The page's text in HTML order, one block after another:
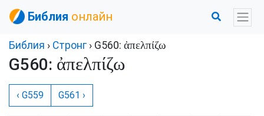
Библия онлайн
Библия › Стронг › G560: ἀπελπίζω
G560: ἀπελπίζω
‹ G559 G561 ›